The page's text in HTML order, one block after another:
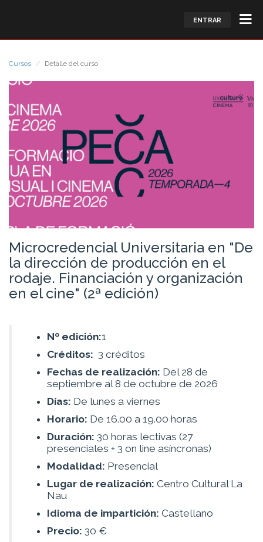
ENTRAR
Cursos Detalle del curso
Microcredencial Universitaria en "De
la dirección de producción en el
rodaje. Financiación y organización
en el cine" (2ª edición)
Nº edición:1
Créditos: 3 créditos
Fechas de realización: Del 28 de
septiembre al 8 de octubre de 2026
Días: De lunes a viernes
Horario: De 16.00 a 19.00 horas
Duración: 30 horas lectivas (27
presenciales + 3 on line asíncronas)
Modalidad: Presencial
Lugar de realización: Centro Cultural La
Nau
Idioma de impartición: Castellano
Precio: 30 €